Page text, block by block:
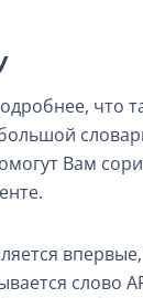
что
Вам
впервые,
слово